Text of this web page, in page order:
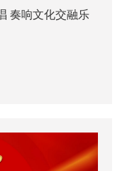
奏响文化交融乐